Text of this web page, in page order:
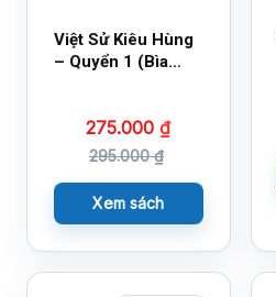
Việt Sử Kiêu Hùng
– Quyển 1 (Bìa
275.000₫
295.000₫
Xem sách